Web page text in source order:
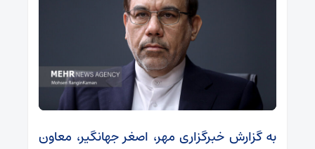
به گزارش خبرگزاری مهر، اصغر جهانگیر، معاون